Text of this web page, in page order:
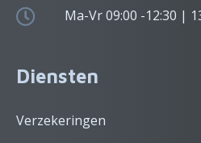
Ma-Vr 09:00 -12:30 |
Diensten
Verzekeringen